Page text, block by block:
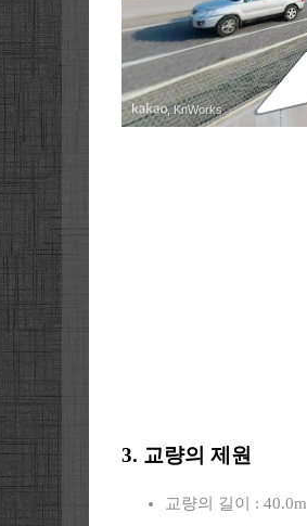
, KnWorks
3. 교량의 제원
교량의 길이 : 40.0m